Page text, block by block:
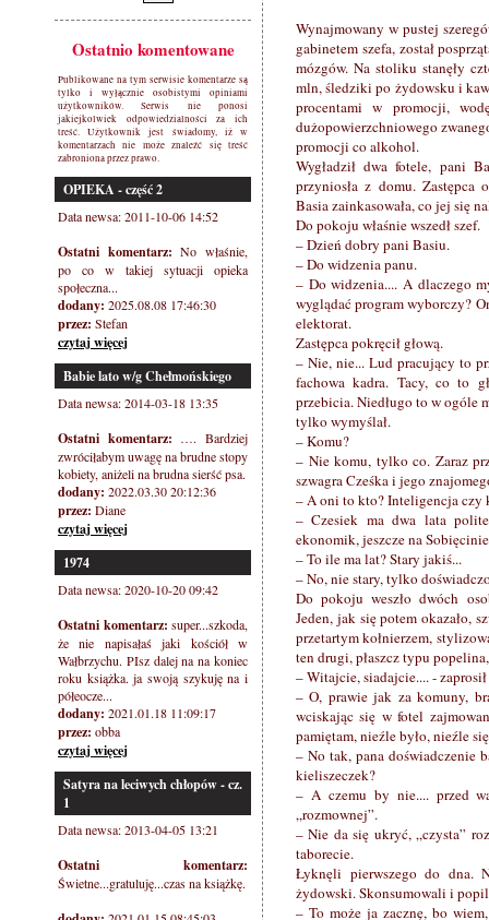
Ostatnio komentowane
Publikowane na tym serwisie komentarze są
tylko i wyłącznie osobistymi opiniami
użytkowników. Serwis nie ponosi
jakiejkolwiek odpowiedzialności za ich
treść. Użytkownik jest świadomy, iż w
komentarzach nie może znaleźć się treść
zabroniona przez prawo.
OPIEKA - część 2
Data newsa: 2011-10-06 14:52
Ostatni komentarz: No właśnie,
po co w takiej sytuacji opieka
społeczna...
dodany: 2025.08.08 17:46:30
przez: Stefan
czytaj więcej
Babie lato w/g Chełmońskiego
Data newsa: 2014-03-18 13:35
Ostatni komentarz: …. Bardziej
zwróciłabym uwagę na brudne stopy
kobiety, aniżeli na brudna sierść psa.
dodany: 2022.03.30 20:12:36
przez: Diane
czytaj więcej
1974
Data newsa: 2020-10-20 09:42
Ostatni komentarz: super...szkoda,
że nie napisałaś jaki kościół w
Wałbrzychu. PIsz dalej na na koniec
roku książka. ja swoją szykuję na i
półeocze...
dodany: 2021.01.18 11:09:17
przez: obba
czytaj więcej
Satyra na leciwych chłopów - cz.
1
Data newsa: 2013-04-05 13:21
Ostatni komentarz:
Świetne...gratuluję...czas na książkę.
Wynajmowany w pustej
gabinetem szefa, został
mózgów. Na stoliku stanęły
mln, śledziki po żydowsku i
procentami w promocji,
dużopowierzchniowego
promocji co alkohol.
Wygładził dwa fotele, pani
przyniosła z domu. Zastępca
Basia zainkasowała, co jej się
Do pokoju właśnie wszedł szef.
– Dzień dobry pani Basiu.
– Do widzenia panu.
– Do widzenia.... A dlaczego
wyglądać program wyborczy?
elektorat.
Zastępca pokręcił głową.
– Nie, nie... Lud pracujący to
fachowa kadra. Tacy, co to
przebicia. Niedługo to w ogóle
tylko wymyślał.
– Komu?
– Nie komu, tylko co. Zaraz
szwagra Cześka i jego
– A oni to kto? Inteligencja czy
– Czesiek ma dwa lata
ekonomik, jeszcze na
– To ile ma lat? Stary jakiś...
– No, nie stary, tylko
Do pokoju weszło dwóch
Jeden, jak się potem okazało,
przetartym kołnierzem,
ten drugi, płaszcz typu
– Witajcie, siadajcie.... -
– O, prawie jak za komuny,
wciskając się w fotel
pamiętam, nieźle było, nieźle
– No tak, pana doświadczenie
kieliszeczek?
– A czemu by nie.... przed
„rozmownej”.
– Nie da się ukryć, „czysta”
taborecie.
Łyknęli pierwszego do dna.
żydowski. Skonsumowali i
– To może ja zacznę, bo